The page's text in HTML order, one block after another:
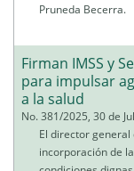
Pruneda Becerra.
Firman IMSS y
para impulsar
a la salud
No. 381/2025, 30 de
El director general
incorporación de